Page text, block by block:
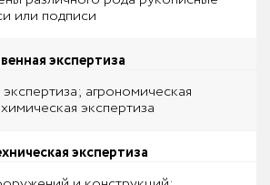
или подписи
экспертиза
агрономическая
экспертиза
экспертиза